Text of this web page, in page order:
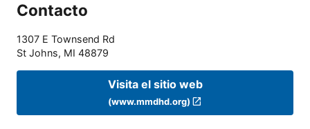
Contacto
1307 E Townsend Rd
St Johns, MI 48879
Visita el sitio web
(www.mmdhd.org)